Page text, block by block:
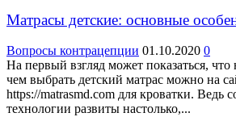
Матрасы детские: основные
Вопросы контрацепции 01.10.2020 0
На первый взгляд может показаться,
чем выбрать детский матрас можно на
https://matrasmd.com для кроватки. Ведь
технологии развиты настолько,...